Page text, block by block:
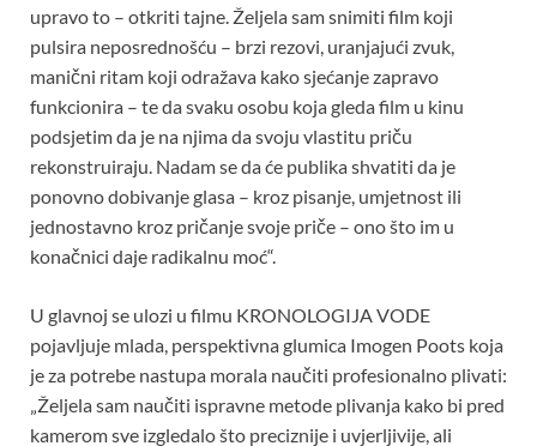
upravo to – otkriti tajne. Željela sam snimiti film koji
pulsira neposrednošću – brzi rezovi, uranjajući zvuk,
manični ritam koji odražava kako sjećanje zapravo
funkcionira – te da svaku osobu koja gleda film u kinu
podsjetim da je na njima da svoju vlastitu priču
rekonstruiraju. Nadam se da će publika shvatiti da je
ponovno dobivanje glasa – kroz pisanje, umjetnost ili
jednostavno kroz pričanje svoje priče – ono što im u
konačnici daje radikalnu moć“.
U glavnoj se ulozi u filmu KRONOLOGIJA VODE
pojavljuje mlada, perspektivna glumica Imogen Poots koja
je za potrebe nastupa morala naučiti profesionalno plivati:
„Željela sam naučiti ispravne metode plivanja kako bi pred
kamerom sve izgledalo što preciznije i uvjerljivije, ali